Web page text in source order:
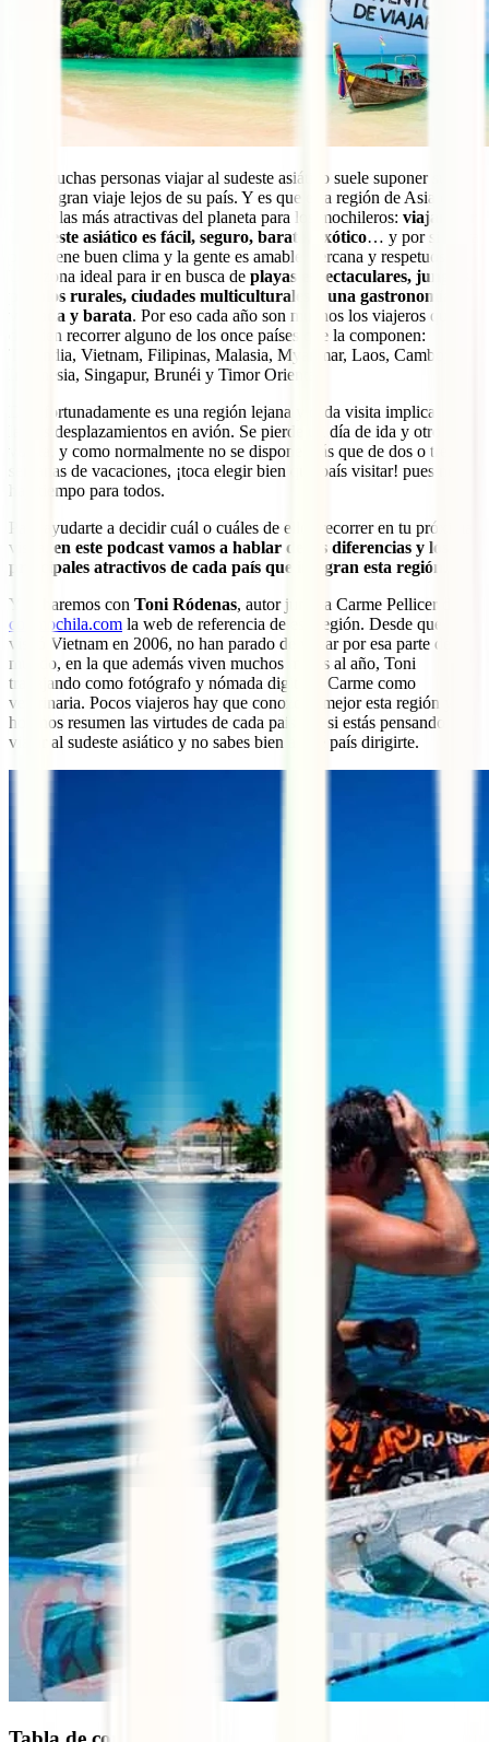
Para muchas personas viajar al sudeste asiático suele suponer su
primer gran viaje lejos de su país. Y es que esta región de Asia es
una de las más atractivas del planeta para los mochileros: viajar por
el sudeste asiático es fácil, seguro, barato, exótico… y por si fuera
poco tiene buen clima y la gente es amable, cercana y respetuosa.
Una zona ideal para ir en busca de playas espectaculares, junglas,
pueblos rurales, ciudades multiculturales y una gastronomía
variada y barata. Por eso cada año son muchos los viajeros que
deciden recorrer alguno de los once países que la componen:
Tailandia, Vietnam, Filipinas, Malasia, Myanmar, Laos, Camboya,
Indonesia, Singapur, Brunéi y Timor Oriental.
Desafortunadamente es una región lejana y cada visita implica
largos desplazamientos en avión. Se pierde un día de ida y otro de
vuelta, y como normalmente no se dispone más que de dos o tres
semanas de vacaciones, ¡toca elegir bien qué país visitar! pues no
hay tiempo para todos.
Para ayudarte a decidir cuál o cuáles de ellos recorrer en tu próxima
visita, en este podcast vamos a hablar de las diferencias y los
principales atractivos de cada país que integran esta región
Y lo haremos con Toni Ródenas, autor junto a Carme Pellicer de
conmochila.com la web de referencia de esa región. Desde que
visitó Vietnam en 2006, no han parado de viajar por esa parte del
mundo, en la que además viven muchos meses al año, Toni
trabajando como fotógrafo y nómada digital y Carme como
veterinaria. Pocos viajeros hay que conozcan mejor esta región y
hoy nos resumen las virtudes de cada país por si estás pensando
viajar al sudeste asiático y no sabes bien a qué país dirigirte.